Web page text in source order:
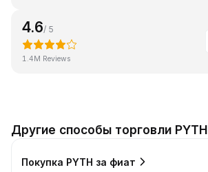
4.6/ 5
1.4M Reviews
Другие способы торговли PYTH
Покупка PYTH за фиат